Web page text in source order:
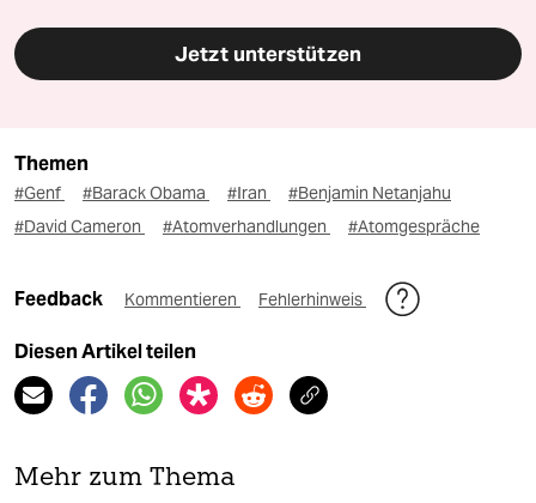
Jetzt unterstützen
Themen
#Genf #Barack Obama #Iran
#Benjamin Netanjahu
#David Cameron
#Atomverhandlungen #Atomgespräche
Feedback Kommentieren Fehlerhinweis
Diesen Artikel teilen
Mehr zum Thema